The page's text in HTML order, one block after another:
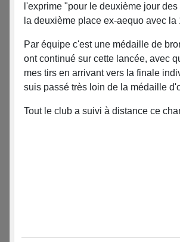
l'exprime "pour le deuxième jour
la deuxième place ex-aequo avec
Par équipe c'est une médaille de
ont continué sur cette lancée, avec
mes tirs en arrivant vers la finale
suis passé très loin de la médaille
Tout le club a suivi à distance ce